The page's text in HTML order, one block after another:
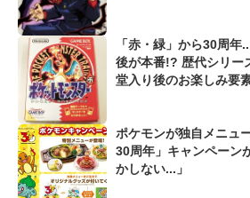
「赤・緑」から30周
後が本番!? 歴代シリー
堂入り後のお楽しみ要
ポケモンが独自メニュ
30周年」キャンペーン
かしない...」